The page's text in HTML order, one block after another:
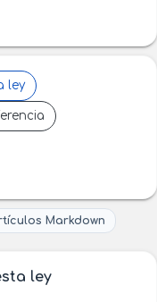
ley
Markdown
ley